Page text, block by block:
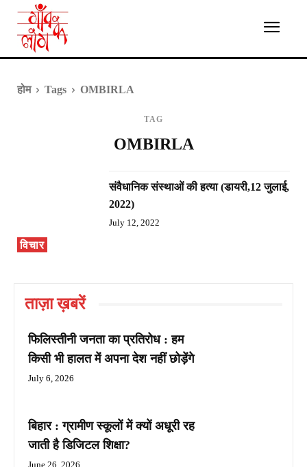
होम Tags OMBIRLA
TAG
OMBIRLA
विचार
संवैधानिक संस्थाओं की हत्या (डायरी,12 जुलाई,
2022)
July 12, 2022
ताज़ा ख़बरें
फिलिस्तीनी जनता का प्रतिरोध : हम
किसी भी हालत में अपना देश नहीं छोड़ेंगे
July 6, 2026
बिहार : ग्रामीण स्कूलों में क्यों अधूरी रह
जाती है डिजिटल शिक्षा?
June 26, 2026